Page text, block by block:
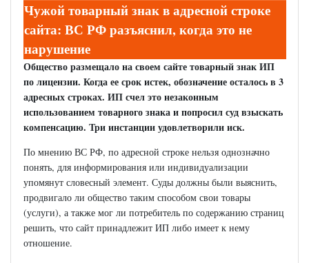
Чужой товарный знак в адресной строке
сайта: ВС РФ разъяснил, когда это не
нарушение
Общество размещало на своем сайте товарный знак ИП
по лицензии. Когда ее срок истек, обозначение осталось в 3
адресных строках. ИП счел это незаконным
использованием товарного знака и попросил суд взыскать
компенсацию. Три инстанции удовлетворили иск.
По мнению ВС РФ, по адресной строке нельзя однозначно
понять, для информирования или индивидуализации
упомянут словесный элемент. Суды должны были выяснить,
продвигало ли общество таким способом свои товары
(услуги), а также мог ли потребитель по содержанию страниц
решить, что сайт принадлежит ИП либо имеет к нему
отношение.